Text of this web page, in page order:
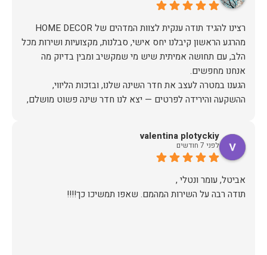
מהרגע הראשון קיבלנו יחס אישי, סבלנות, מקצועיות ושירות מכל
הלב, עם תחושה אמיתית שיש מי שמקשיב ומבין בדיוק מה
הגענו במטרה לעצב את חדר השינה שלנו, ובזכות הליווי,
ההשקעה והירידה לפרטים — יצא לנו חדר שינה פשוט מושלם,
אין ספק שעשינו את הבחירה הנכונה. ממליצים מכל הלב לכל מי
valentina plotyckiy
לפני 7 חודשים
תודה רבה על השירות המהמם. שאפו תמשיכו כך!!!!